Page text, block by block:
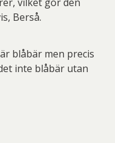
Berså.
blåbär men precis
inte blåbär utan